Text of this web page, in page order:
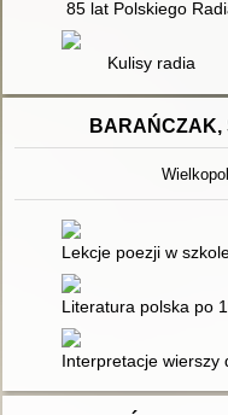
85 lat Polskiego
Kulisy radia
BARAŃCZAK,
Lekcje poezji w
Literatura polska po
Interpretacje wierszy